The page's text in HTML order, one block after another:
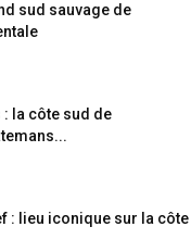
sud sauvage de
: la côte sud de
: lieu iconique sur la côte